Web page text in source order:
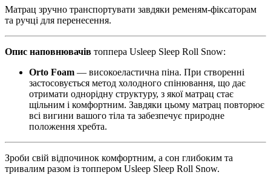
Матрац зручно транспортувати завдяки ременям-фіксаторам
та ручці для перенесення.
Опис наповнювачів топпера Usleep Sleep Roll Snow:
Orto Foam — високоеластична піна. При створенні
застосовується метод холодного спінювання, що дає
отримати однорідну структуру, з якої матрац стає
щільним і комфортним. Завдяки цьому матрац повторює
всі вигини вашого тіла та забезпечує природне
положення хребта.
Зроби свій відпочинок комфортним, а сон глибоким та
тривалим разом із топпером Usleep Sleep Roll Snow.